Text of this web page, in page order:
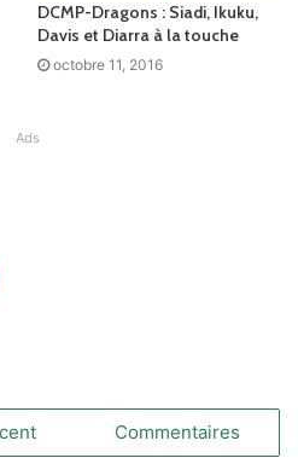
DCMP-Dragons : Siadi, Ikuku,
Davis et Diarra à la touche
octobre 11, 2016
Ads
Commentaires